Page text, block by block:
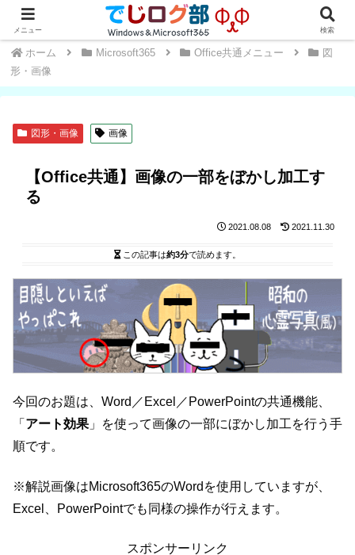
Windows・Office初心者～中級者向け★操作方法や便利な小技を学ぼう
ホーム Microsoft365 Office共通メニュー
図
形・画像
図形・画像 画像
【Office共通】画像の一部をぼかし加工す
る
2021.08.08 2021.11.30
この記事は約3分で読めます。
今回のお題は、Word／Excel／PowerPointの共通機能、
「 アート効果 」を使って画像の一部にぼかし加工を行う手
順です。
※解説画像はMicrosoft365のWordを使用していますが、
Excel、PowerPointでも同様の操作が行えます。
スポンサーリンク
メニュー 検索